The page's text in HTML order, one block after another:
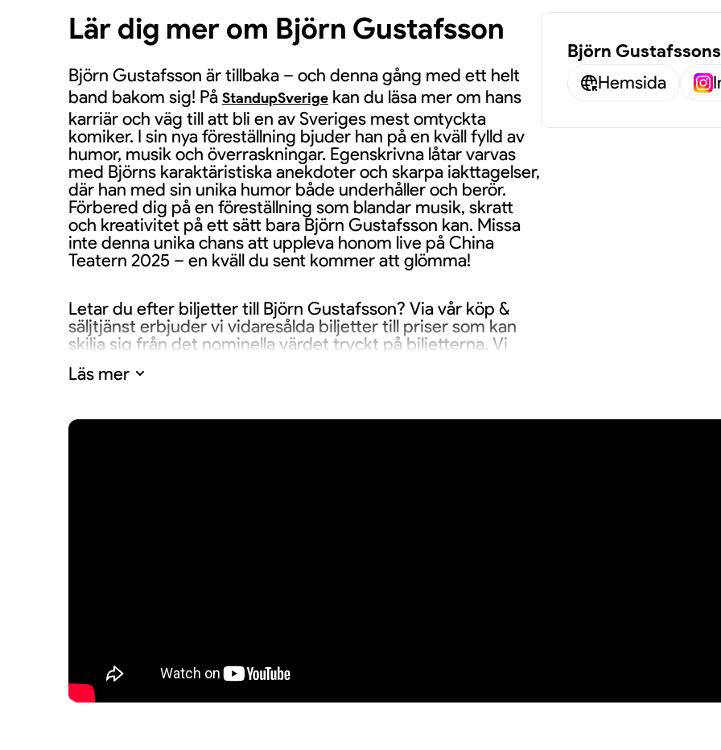
Lär dig mer om Björn Gustafsson
Björn Gustafsson är tillbaka – och denna gång med ett helt
band bakom sig! På StandupSverige kan du läsa mer om hans
karriär och väg till att bli en av Sveriges mest omtyckta
komiker. I sin nya föreställning bjuder han på en kväll fylld av
humor, musik och överraskningar. Egenskrivna låtar varvas
med Björns karaktäristiska anekdoter och skarpa iakttagelser,
där han med sin unika humor både underhåller och berör.
Förbered dig på en föreställning som blandar musik, skratt
och kreativitet på ett sätt bara Björn Gustafsson kan. Missa
inte denna unika chans att uppleva honom live på China
Teatern 2025 – en kväll du sent kommer att glömma!
Letar du efter biljetter till Björn Gustafsson? Via vår köp &
säljtjänst erbjuder vi vidaresålda biljetter till priser som kan
skilja sig från det nominella värdet tryckt på biljetterna. Vi
rekommenderar att jämföra olika alternativ innan köpet
genomförs.
Läs mer
Björn
Hemsida